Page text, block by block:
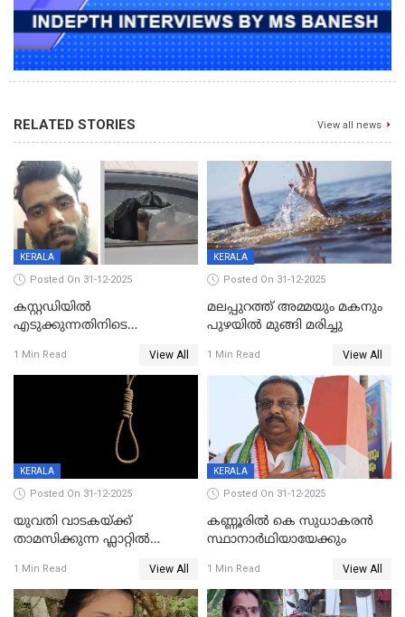
RELATED STORIES View all news
KERALA
Posted On 31-12-2025
കസ്റ്റഡിയിൽ
എടുക്കുന്നതിനിടെ
വധശ്രമക്കേസ് പ്രതി പിടിയിൽ
1 Min Read View All
KERALA
Posted On 31-12-2025
മലപ്പുറത്ത് അമ്മയും മകനും
പുഴയിൽ മുങ്ങി മരിച്ചു
1 Min Read View All
KERALA
Posted On 31-12-2025
യുവതി വാടകയ്ക്ക്
താമസിക്കുന്ന ഫ്ലാറ്റില്‍
സംഭവം കൈതപ്പൊയിലില്‍
1 Min Read View All
KERALA
Posted On 31-12-2025
കണ്ണൂരിൽ കെ സുധാകരൻ
സ്ഥാനാർഥിയായേക്കും
1 Min Read View All